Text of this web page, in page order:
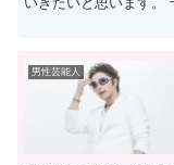
男性芸能人